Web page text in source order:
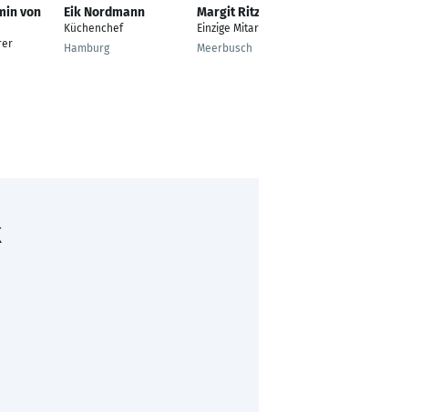
von
Eik Nordmann
Küchenchef
Hamburg
Margit Ritzka
Einzige Mitarbeiterin
Meerbusch